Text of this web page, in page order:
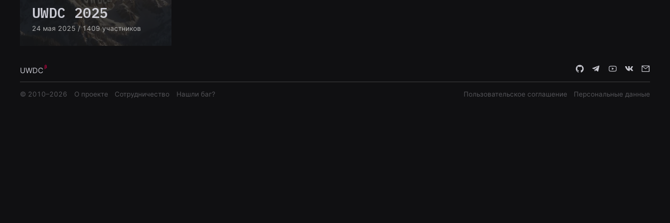
UWDC 2025
24 мая 2025 / 1409 участников
UWDC
© 2010–2026 О проекте Сотрудничество Нашли баг? Пользовательское соглашение Персональные данные